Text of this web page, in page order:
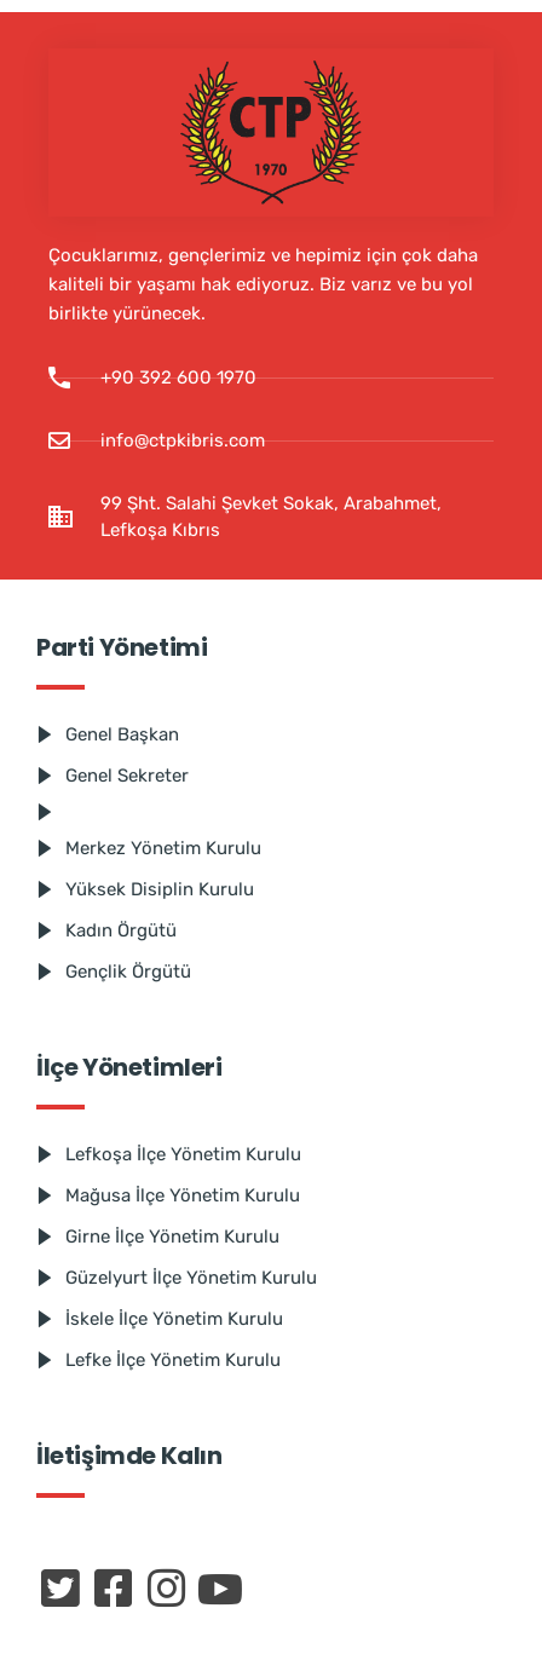
Çocuklarımız, gençlerimiz ve hepimiz için çok daha
kaliteli bir yaşamı hak ediyoruz. Biz varız ve bu yol
birlikte yürünecek.
+90 392 600 1970
info@ctpkibris.com
99 Şht. Salahi Şevket Sokak, Arabahmet,
Lefkoşa Kıbrıs
Parti Yönetimi
Genel Başkan
Genel Sekreter
Merkez Yönetim Kurulu
Yüksek Disiplin Kurulu
Kadın Örgütü
Gençlik Örgütü
İlçe Yönetimleri
Lefkoşa İlçe Yönetim Kurulu
Mağusa İlçe Yönetim Kurulu
Girne İlçe Yönetim Kurulu
Güzelyurt İlçe Yönetim Kurulu
İskele İlçe Yönetim Kurulu
Lefke İlçe Yönetim Kurulu
İletişimde Kalın